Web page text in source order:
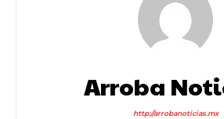
Arroba
http://arrobanoticias.mx